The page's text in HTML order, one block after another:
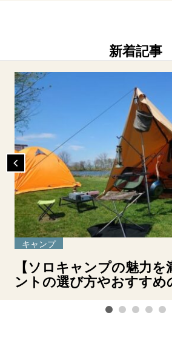
新着記事
キャンプ
【ソロキャンプの魅力
ントの選び方やおすすめ